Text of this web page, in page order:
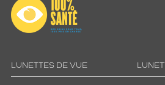
LUNETTES DE VUE